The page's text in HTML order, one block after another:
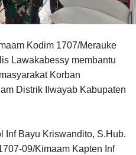
Kodim 1707/Merauke
Lawakabessy membantu
Korban
Distrik Ilwayab Kabupaten
Inf Bayu Kriswandito, S.Hub.
09/Kimaam Kapten Inf